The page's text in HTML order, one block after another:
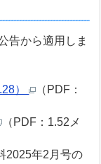
告から適用しま
）
（PDF：
（PDF：1.52メ
2025年2月号の